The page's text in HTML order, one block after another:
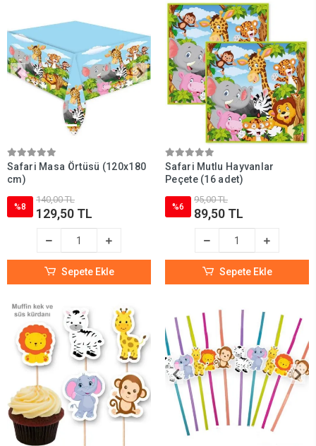
Safari Masa Örtüsü (120x180
cm)
%8
140,00 TL
129,50 TL
Sepete Ekle
Safari Mutlu Hayvanlar
Peçete (16 adet)
%6
95,00 TL
89,50 TL
Sepete Ekle